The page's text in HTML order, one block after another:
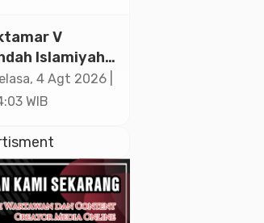
Open
V
Islamiyah
Kukuhkan
Guru Al-
4 Agt 2026 |
WIB